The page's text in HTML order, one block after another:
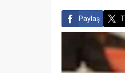
Paylaş